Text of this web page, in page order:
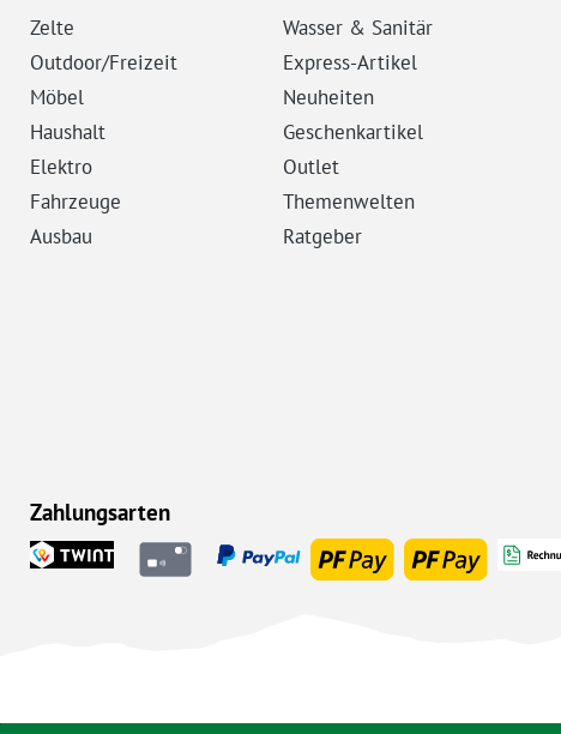
Zelte
Outdoor/Freizeit
Möbel
Haushalt
Elektro
Fahrzeuge
Ausbau
Wasser & Sanitär
Express-Artikel
Neuheiten
Geschenkartikel
Outlet
Themenwelten
Ratgeber
Zahlungsarten